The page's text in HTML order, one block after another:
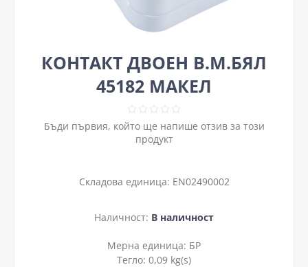
КОНТАКТ ДВОЕН В.М.БЯЛ
45182 МАКЕЛ
Бъди първия, който ще напише отзив за този
продукт
Складова единица: EN02490002
Наличност: В наличност
Мерна единица: БР
Тегло: 0,09 kg(s)